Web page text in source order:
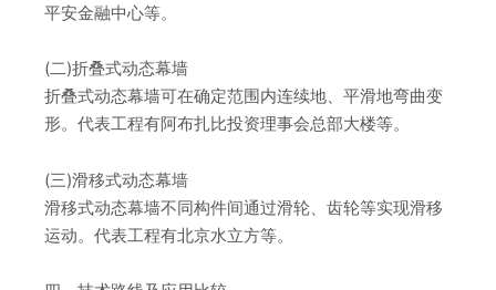
平安金融中心等。
(二)折叠式动态幕墙
折叠式动态幕墙可在确定范围内连续地、平滑地弯曲变
形。代表工程有阿布扎比投资理事会总部大楼等。
(三)滑移式动态幕墙
滑移式动态幕墙不同构件间通过滑轮、齿轮等实现滑移
运动。代表工程有北京水立方等。